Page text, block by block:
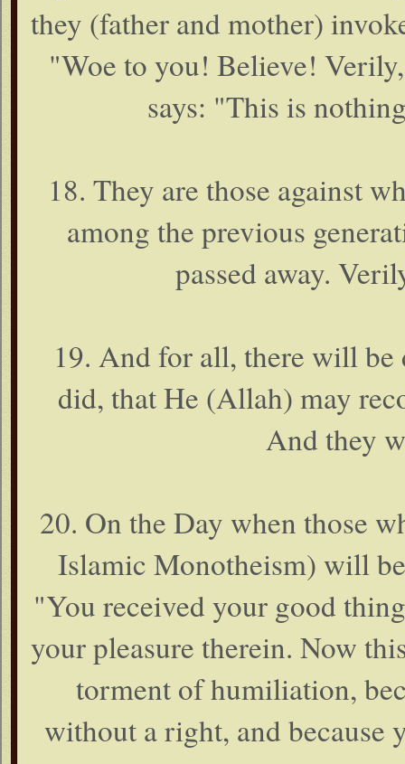
they (father and mother)
"Woe to you! Believe!
says: "This is
18. They are those against
among the previous
passed away.
19. And for all, there will be
did, that He (Allah) may
And they
20. On the Day when those
Islamic Monotheism) will
"You received your good
your pleasure therein. Now
torment of humiliation,
without a right, and because